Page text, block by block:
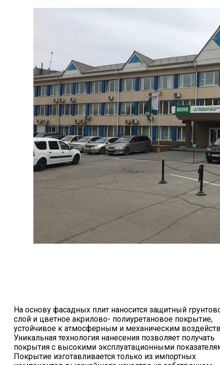
На основу фасадных плит наносится защитный
слой и цветное акрилово- полиуретановое покрытие,
устойчивое к атмосферным и механическим
Уникальная технология нанесения позволяет получать
покрытия с высокими эксплуатационными
Покрытие изготавливается только из импортных